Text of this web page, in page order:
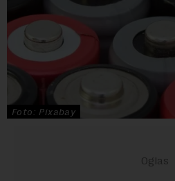
Foto: Pixabay